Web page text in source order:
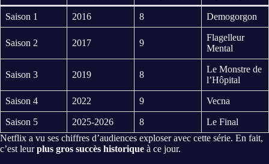
Saison 1 2016 8 Demogorgon
Saison 2 2017 9
Flagelleur
Mental
Saison 3 2019 8
Le Monstre de
l’Hôpital
Saison 4 2022 9 Vecna
Saison 5 2025-2026 8
Le Final
Netflix a vu ses chiffres d’audiences exploser avec cette série. En fait,
c’est leurplus gros succès historique à ce jour.